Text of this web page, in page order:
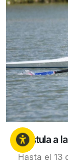
¡Postula a
Hasta el 13